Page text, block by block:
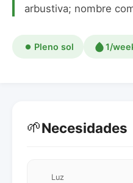
arbustiva; nombre
Pleno sol 1/
🌱Necesidades
Luz